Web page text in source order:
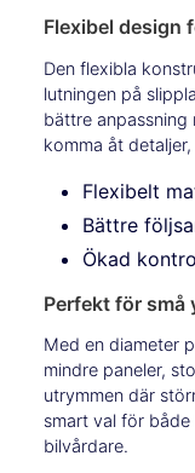
Flexibel design
Den flexibla
lutningen på
bättre
komma åt
Flexibelt
Bättre
Ökad
Perfekt för små
Med en diameter
mindre paneler,
utrymmen där
smart val för
bilvårdare.